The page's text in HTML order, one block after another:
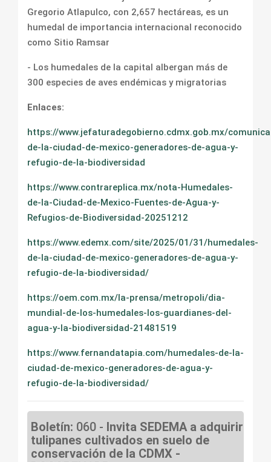
Gregorio Atlapulco, con 2,657 hectáreas, es un
humedal de importancia internacional reconocido
como Sitio Ramsar
- Los humedales de la capital albergan más de
300 especies de aves endémicas y migratorias
Enlaces:
https://www.jefaturadegobierno.cdmx.gob.mx/
de-la-ciudad-de-mexico-generadores-de-agua-y-
refugio-de-la-biodiversidad
https://www.contrareplica.mx/nota-Humedales-
de-la-Ciudad-de-Mexico-Fuentes-de-Agua-y-
Refugios-de-Biodiversidad-20251212
https://www.edemx.com/site/2025/01/31/humedales-
de-la-ciudad-de-mexico-generadores-de-agua-y-
refugio-de-la-biodiversidad/
https://oem.com.mx/la-prensa/metropoli/dia-
mundial-de-los-humedales-los-guardianes-del-
agua-y-la-biodiversidad-21481519
https://www.fernandatapia.com/humedales-de-la-
ciudad-de-mexico-generadores-de-agua-y-
refugio-de-la-biodiversidad/
Boletín: 060 - Invita SEDEMA a adquirir
tulipanes cultivados en suelo de
conservación de la CDMX -